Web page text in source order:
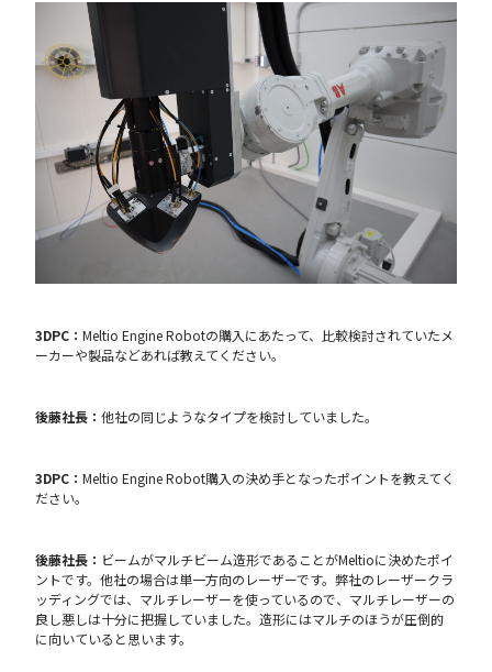
3DPC：Meltio Engine Robotの購入にあたって、比較検討されていたメ
ーカーや製品などあれば教えてください。
後藤社長：他社の同じようなタイプを検討していました。
3DPC：Meltio Engine Robot購入の決め手となったポイントを教えてく
ださい。
後藤社長： ビームがマルチビーム造形であることがMeltioに決めたポイ
ントです。他社の場合は単一方向のレーザーです。弊社のレーザークラ
ッディングでは、マルチレーザーを使っているので、マルチレーザーの
良し悪しは十分に把握していました。造形にはマルチのほうが圧倒的
に向いていると思います。